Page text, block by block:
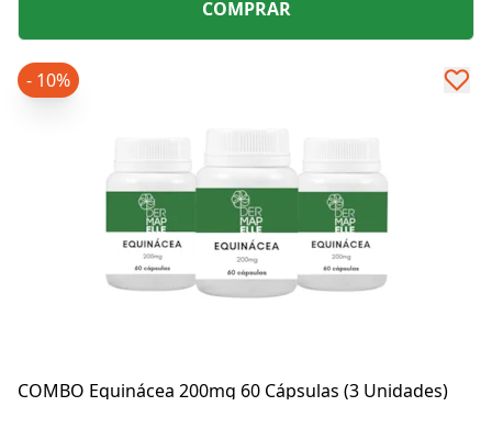
COMPRAR
COMBO Equinácea 200mg 60 Cápsulas (3 Unidades)
- 10%